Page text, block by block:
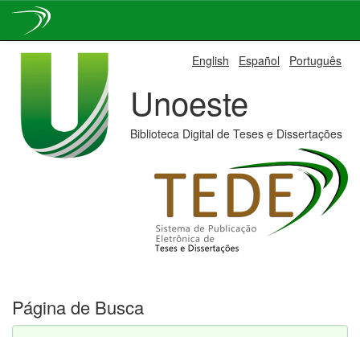
English Español Português
Unoeste
Biblioteca Digital de Teses e Dissertações
Página de Busca